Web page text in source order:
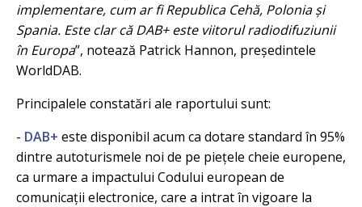
implementare, cum ar fi Republica Cehă, Polonia și
Spania. Este clar că DAB+ este viitorul radiodifuziunii
în Europa”, notează Patrick Hannon, președintele
WorldDAB.
Principalele constatări ale raportului sunt:
- DAB+ este disponibil acum ca dotare standard în 95%
dintre autoturismele noi de pe piețele cheie europene,
ca urmare a impactului Codului european de
comunicații electronice, care a intrat în vigoare la